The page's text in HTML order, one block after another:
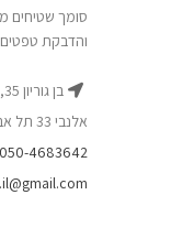
סומך שטיחים
והדבקת טפטים
בן גוריון 35, הרצליה
אלנבי 33 תל אביב
050-4683642